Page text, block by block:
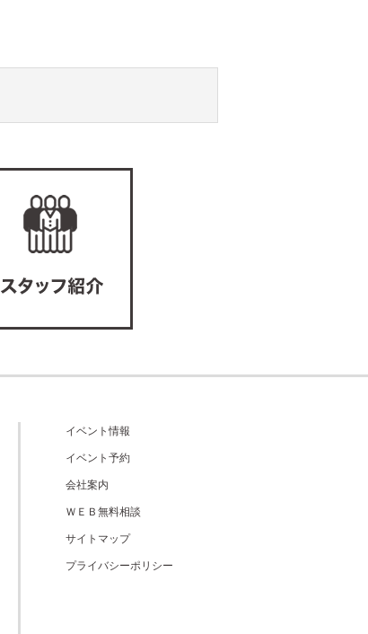
イベント情報
イベント予約
会社案内
ＷＥＢ無料相談
サイトマップ
プライバシーポリシー